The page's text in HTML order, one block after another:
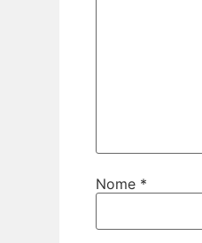
Nome *